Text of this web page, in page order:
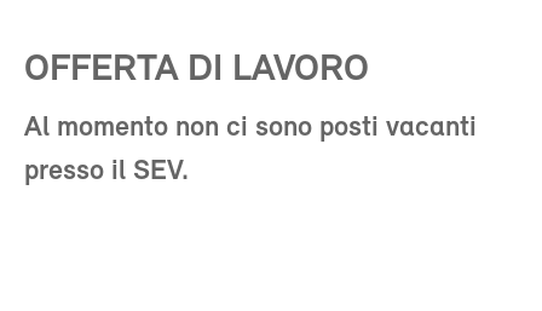
OFFERTA DI LAVORO
Al momento non ci sono posti vacanti
presso il SEV.